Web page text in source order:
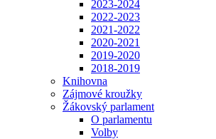
2023-2024
2022-2023
2021-2022
2020-2021
2019-2020
2018-2019
Knihovna
Zájmové kroužky
Žákovský parlament
O parlamentu
Volby